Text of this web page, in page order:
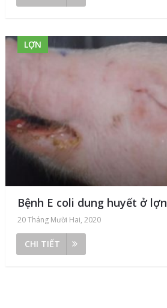
LỢN
Bệnh E coli dung huyết ở lợn
20 Tháng Mười Hai, 2020
CHI TIẾT